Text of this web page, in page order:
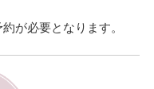
が必要となります。